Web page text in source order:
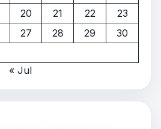
20 21 22
23
27 28 29
30
« Jul